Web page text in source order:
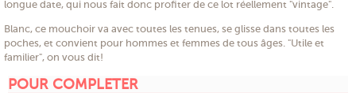
longue date, qui nous fait donc profiter de ce lot réellement "vintage".
Blanc, ce mouchoir va avec toutes les tenues, se glisse dans toutes les
poches, et convient pour hommes et femmes de tous âges. "Utile et
familier", on vous dit!
POUR COMPLETER